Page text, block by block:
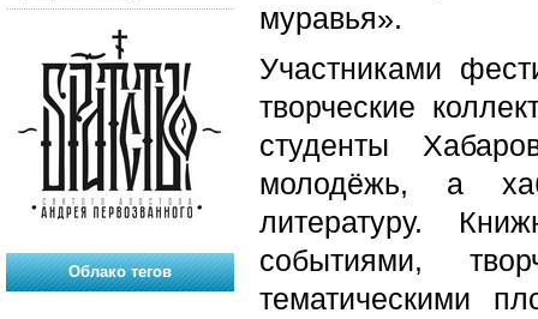
муравья».
Участниками
творческие
студенты
молодёжь, а
литературу.
событиями,
тематическими
Облако тегов